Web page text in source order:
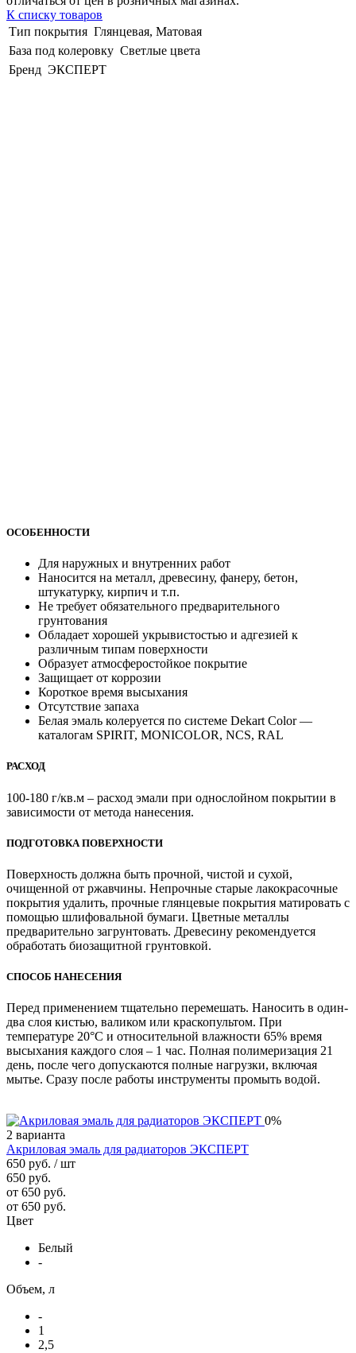
К списку товаров
Тип покрытия Глянцевая, Матовая
База под колеровку Светлые цвета
Бренд ЭКСПЕРТ
ОСОБЕННОСТИ
Для наружных и внутренних работ
Наносится на металл, древесину, фанеру, бетон,
штукатурку, кирпич и т.п.
Не требует обязательного предварительного
грунтования
Обладает хорошей укрывистостью и адгезией к
различным типам поверхности
Образует атмосферостойкое покрытие
Защищает от коррозии
Короткое время высыхания
Отсутствие запаха
Белая эмаль колеруется по системе Dekart Color —
каталогам SPIRIT, MONICOLOR, NCS, RAL
РАСХОД
100-180 г/кв.м – расход эмали при ­однослойном покрытии в
зависимости от метода нанесения.
ПОДГОТОВКА ПОВЕРХНОСТИ
Поверхность должна быть прочной, чистой и сухой,
очищенной от ржавчины. Непрочные старые лакокрасочные
покрытия удалить, прочные глянцевые покрытия матировать с
помощью шлифовальной бумаги. Цветные металлы
предварительно загрунтовать. Древесину рекомендуется
обработать биозащитной грунтовкой.
СПОСОБ НАНЕСЕНИЯ
Перед применением тщательно перемешать. Наносить в один-
два слоя кистью, валиком или краскопультом. При
температуре 20°С и относительной влажности 65% время
высыхания каждого слоя – 1 час. Полная полимеризация 21
день, после чего допускаются полные нагрузки, включая
мытье. Сразу после работы инструменты промыть водой.
0%
2 варианта
Акриловая эмаль для радиаторов ЭКСПЕРТ
650 руб. / шт
650 руб.
от 650 руб.
от 650 руб.
Цвет
Белый
-
Объем, л
-
1
2,5